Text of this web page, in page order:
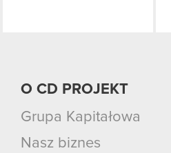
O CD PROJEKT
Grupa Kapitałowa
Nasz biznes